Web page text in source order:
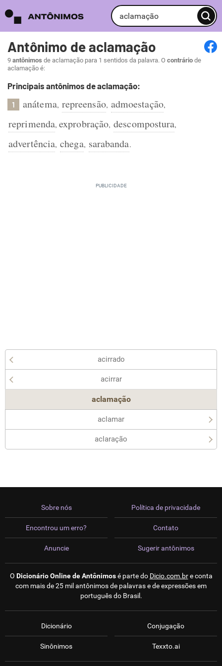
Antônimo de aclamação
9 antônimos de aclamação para 1 sentidos da palavra. O contrário de
aclamação é:
Principais antônimos de aclamação:
1 anátema, repreensão, admoestação,
reprimenda, exprobração, descompostura,
advertência, chega, sarabanda.
acirrado
acirrar
aclamação
aclamar
aclaração
Sobre nós
Encontrou um erro?
Anuncie
Política de privacidade
Contato
Sugerir antônimos
O Dicionário Online de Antônimosé parte do Dicio.com.bre conta
com mais de 25 mil antônimos de palavras e de expressões em
português do Brasil.
Dicionário
Sinônimos
Conjugação
Texxto.ai